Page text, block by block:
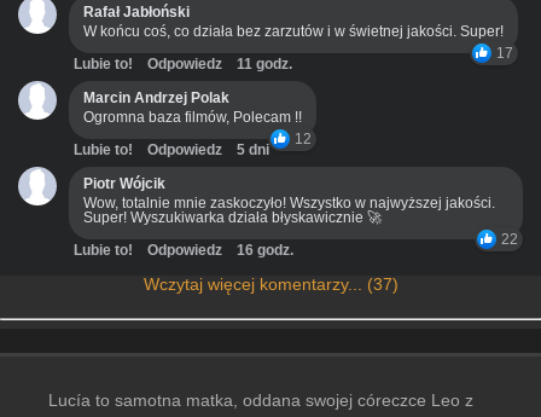
Rafał Jabłoński
W końcu coś, co działa bez zarzutów i w świetnej jakości. Super!
17
Lubie to! Odpowiedz
11 godz.
Marcin Andrzej Polak
Ogromna baza filmów, Polecam !!
12
Lubie to! Odpowiedz
5 dni
Piotr Wójcik
Wow, totalnie mnie zaskoczyło! Wszystko w najwyższej jakości.
Super! Wyszukiwarka działa błyskawicznie 🚀
22
Lubie to! Odpowiedz 16 godz.
Wczytaj więcej komentarzy... (37)
Lucía to samotna matka, oddana swojej córeczce Leo z